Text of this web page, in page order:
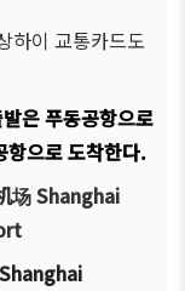
하이 교통카드도
은푸동공항으로
항으로도착한다.
场Shanghai